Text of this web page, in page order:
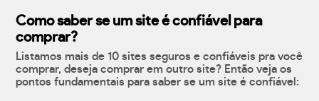
Como saber se um site é confiável para
comprar?
Listamos mais de 10 sites seguros e confiáveis pra você
comprar, deseja comprar em outro site? Então veja os
pontos fundamentais para saber se um site é confiável: